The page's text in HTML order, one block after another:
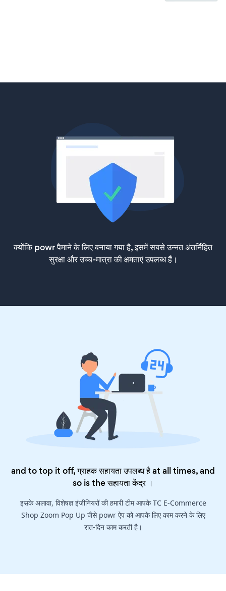
क्योंकि powr पैमाने के लिए बनाया गया है, इसमें सबसे उन्नत अंतर्निहित
सुरक्षा और उच्च-मात्रा की क्षमताएं उपलब्ध हैं।
and to top it off, ग्राहक सहायता उपलब्ध है at all times, and
so is theसहायता केंद्र।
इसके अलावा, विशेषज्ञ इंजीनियरों की हमारी टीम आपके TC E-Commerce
Shop Zoom Pop Up जैसे powr ऐप को आपके लिए काम करने के लिए
रात-दिन काम करती है।